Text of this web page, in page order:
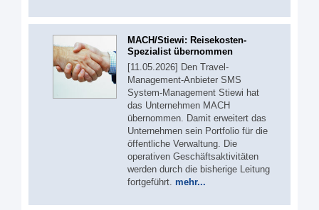
MACH/Stiewi: Reisekosten-
Spezialist übernommen
[11.05.2026] Den Travel-
Management-Anbieter SMS
System-Management Stiewi hat
das Unternehmen MACH
übernommen. Damit erweitert das
Unternehmen sein Portfolio für die
öffentliche Verwaltung. Die
operativen Geschäftsaktivitäten
werden durch die bisherige Leitung
fortgeführt. mehr...